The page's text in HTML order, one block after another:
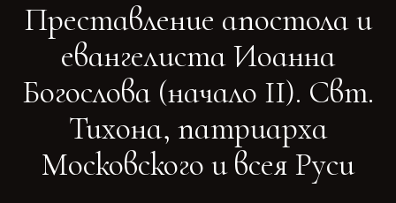
О ПОДВОРЬЕ
НОВОСТИ
ОБЪЯВЛЕНИЯ
ГАЛЕРЕЯ
Преставление апостола и
евангелиста Иоанна
Богослова (начало II). Свт.
Тихона, патриарха
Московского и всея Руси